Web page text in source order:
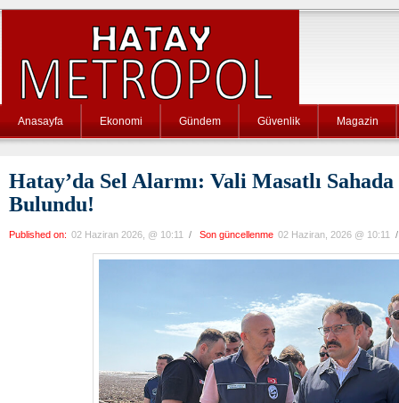
Anasayfa Ekonomi Gündem Güvenlik Magazin
Hatay’da Sel Alarmı: Vali Masatlı
Bulundu!
Published on: 02 Haziran 2026, @ 10:11 / Son güncellenme 02 Haziran, 2026 @ 10:11